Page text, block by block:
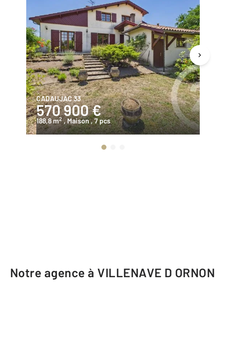
CADAUJAC 33
570 900 €
188,8 m2 , Maison, 7 pcs
Notre agence à VILLENAVE D ORNON